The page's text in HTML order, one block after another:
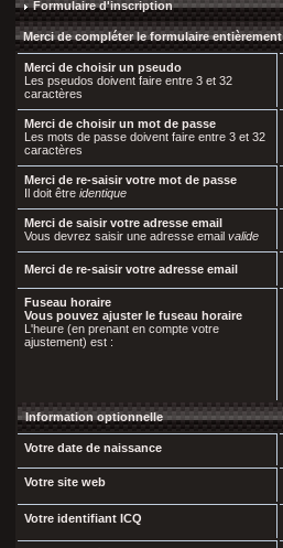
Formulaire d'inscription
Merci de compléter le formulaire entièrement
Merci de choisir un pseudo
Les pseudos doivent faire entre 3 et 32
caractères
Merci de choisir un mot de passe
Les mots de passe doivent faire entre 3 et 32
caractères
Merci de re-saisir votre mot de passe
Il doit être identique
Merci de saisir votre adresse email
Vous devrez saisir une adresse email valide
Merci de re-saisir votre adresse email
Fuseau horaire
Vous pouvez ajuster le fuseau horaire
L'heure (en prenant en compte votre
ajustement) est :
Information optionnelle
Votre date de naissance
Votre site web
Votre identifiant ICQ